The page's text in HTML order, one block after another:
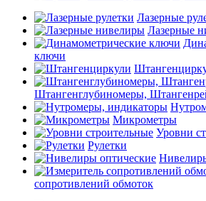
Лазерные
Лазерные
ключи
Штангенглубиномеры,
Микрометры
Уровни
Рулетки
сопротивлений обмоток